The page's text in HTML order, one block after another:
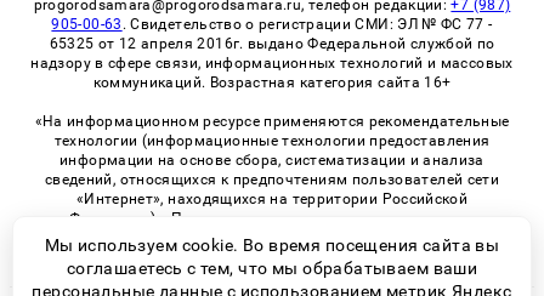
progorodsamara@progorodsamara.ru, телефон редакции:+7 (987)
905-00-63 . Свидетельство о регистрации СМИ: ЭЛ № ФС 77 -
65325 от 12 апреля 2016г. выдано Федеральной службой по
надзору в сфере связи, информационных технологий и массовых
коммуникаций. Возрастная категория сайта 16+
«На информационном ресурсе применяются рекомендательные
технологии (информационные технологии предоставления
информации на основе сбора, систематизации и анализа
сведений, относящихся к предпочтениям пользователей сети
«Интернет», находящихся на территории Российской
Федерации)». Правила применения рекомендательных
технологий в виджетах рекламно-обменной сети
«СМИ2» (PDF)
Мы используем cookie. Во время посещения сайта вы
соглашаетесь с тем, что мы обрабатываем ваши
персональные данные с использованием метрик Яндекс